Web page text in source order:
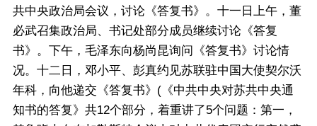
共中央政治局会议，讨论《答复书》。十一日上午，董
必武召集政治局、书记处部分成员继续讨论《答复
书》。下午，毛泽东向杨尚昆询问《答复书》讨论情
况。十二日，邓小平、彭真约见苏联驻中国大使契尔沃
年科，向他递交《答复书》(《中共中央对苏共中央通
知书的答复》共12个部分，着重讲了5个问题：第一，